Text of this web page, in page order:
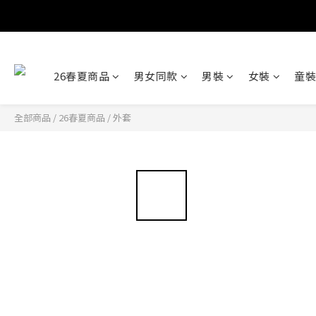
26春夏商品 男女同款 男裝 女裝 童裝
全部商品 / 26春夏商品 /外套